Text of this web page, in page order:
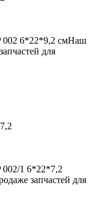
002 6*22*9,2 смНаш
для
002/1 6*22*7,2
запчастей для